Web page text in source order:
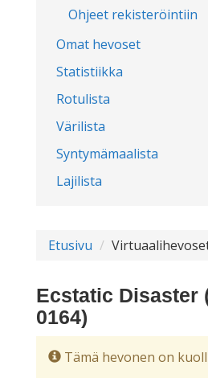
Ohjeet rekisteröintiin
Omat hevoset
Statistiikka
Rotulista
Värilista
Syntymämaalista
Lajilista
Etusivu
Ecstatic Disaster
0164)
Tämä hevonen on